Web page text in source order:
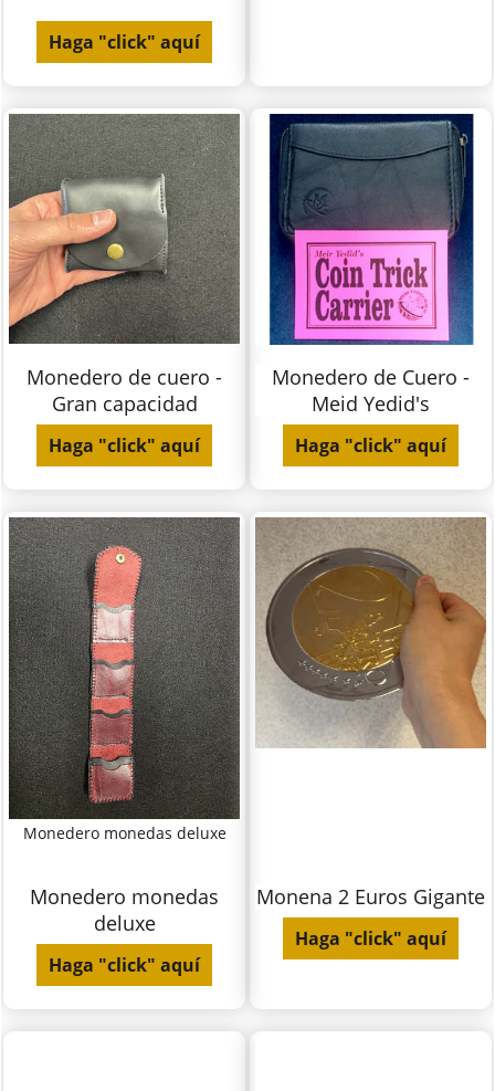
Haga "click" aquí
Monedero de cuero -
Gran capacidad
Haga "click" aquí
Monedero de Cuero -
Meid Yedid's
Haga "click" aquí
Monedero monedas deluxe
Monedero monedas
deluxe
Haga "click" aquí
Monena 2 Euros Gigante
Haga "click" aquí